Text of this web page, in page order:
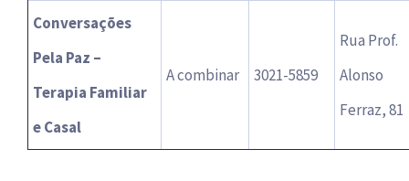
Conversações
Pela Paz –
Terapia Familiar
e Casal
A combinar 3021-5859
Rua Prof.
Alonso
Ferraz, 81